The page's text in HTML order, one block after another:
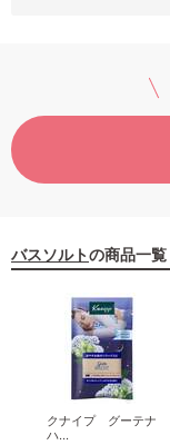
バスソルトの商品一覧
クナイプ グーテナ
ハ...